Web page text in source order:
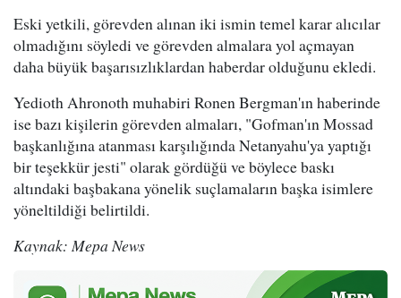
Eski yetkili, görevden alınan iki ismin temel karar alıcılar
olmadığını söyledi ve görevden almalara yol açmayan
daha büyük başarısızlıklardan haberdar olduğunu ekledi.
Yedioth Ahronoth muhabiri Ronen Bergman'ın haberinde
ise bazı kişilerin görevden almaları, "Gofman'ın Mossad
başkanlığına atanması karşılığında Netanyahu'ya yaptığı
bir teşekkür jesti" olarak gördüğü ve böylece baskı
altındaki başbakana yönelik suçlamaların başka isimlere
yöneltildiği belirtildi.
Kaynak: Mepa News